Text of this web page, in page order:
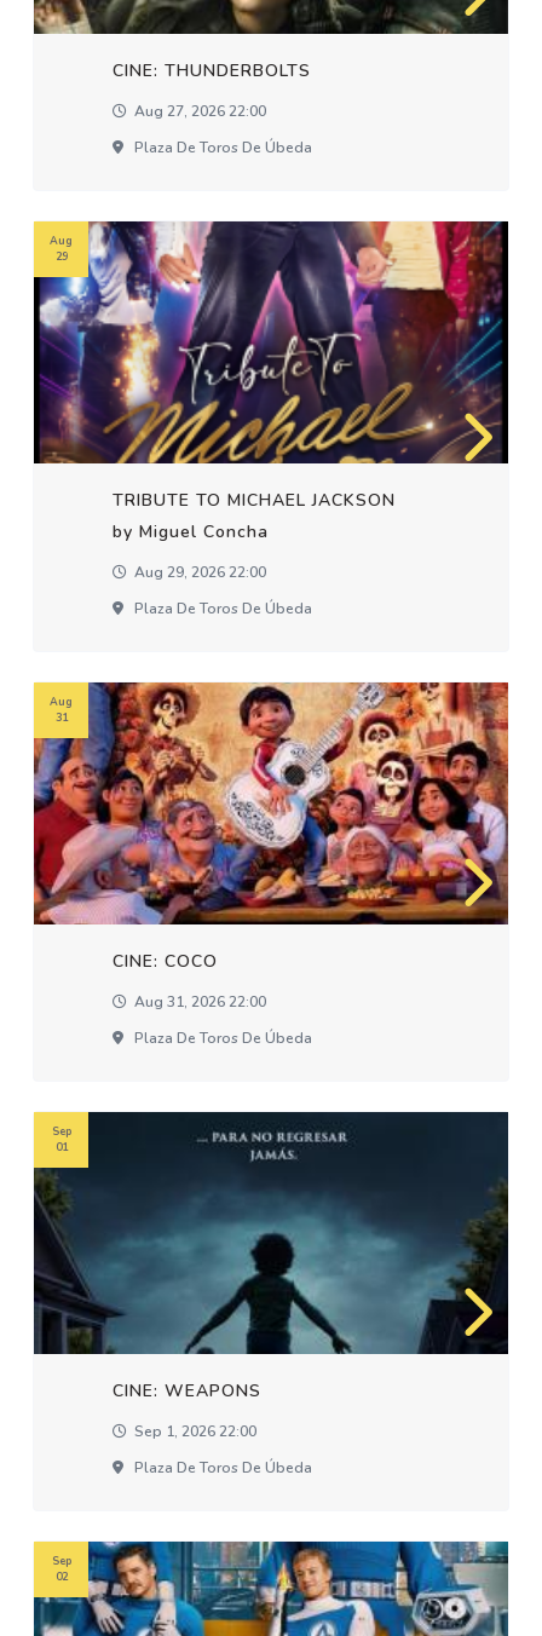
CINE: THUNDERBOLTS
Aug 27, 2026 22:00
Plaza De Toros De Úbeda
TRIBUTE TO MICHAEL JACKSON
by Miguel Concha
Aug 29, 2026 22:00
Plaza De Toros De Úbeda
Aug
29
CINE: COCO
Aug 31, 2026 22:00
Plaza De Toros De Úbeda
Aug
31
CINE: WEAPONS
Sep 1, 2026 22:00
Plaza De Toros De Úbeda
Sep
01
Sep
02